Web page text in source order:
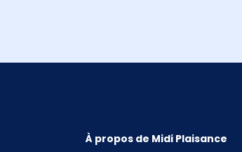
À propos de Midi Plaisance